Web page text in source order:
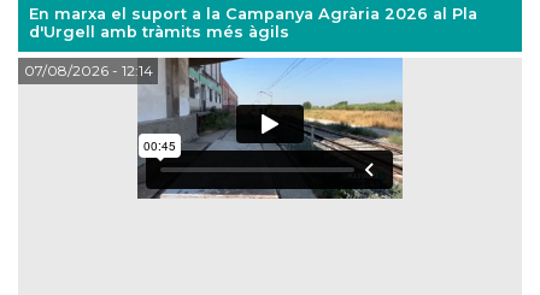
En marxa el suport a la Campanya Agrària 2026 al Pla
d'Urgell amb tràmits més àgils
07/08/2026- 12:14